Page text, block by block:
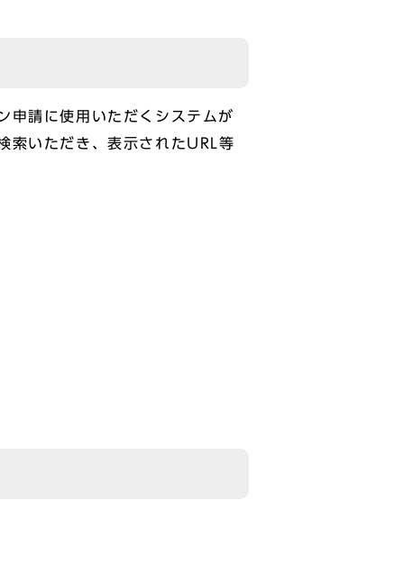
申請に使用いただくシステムが
索いただき、表示されたURL等